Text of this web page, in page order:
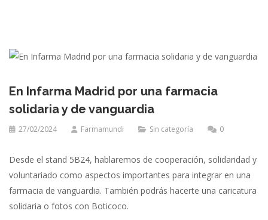
En Infarma Madrid por una farmacia
solidaria y de vanguardia
27/02/2024 Farmamundi Sin categoría 0
Desde el stand 5B24, hablaremos de cooperación, solidaridad y
voluntariado como aspectos importantes para integrar en una
farmacia de vanguardia. También podrás hacerte una caricatura
solidaria o fotos con Boticoco.